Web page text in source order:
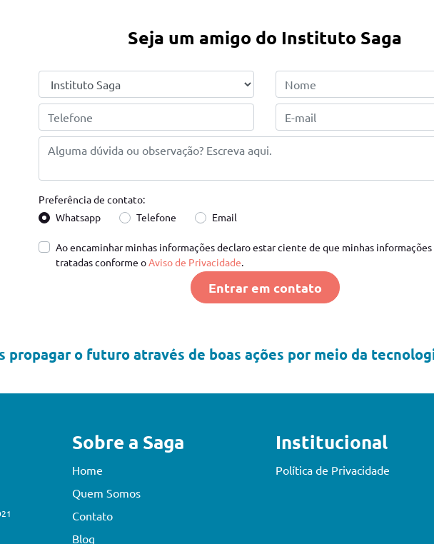
Seja um amigo do Instituto Saga
Preferência de contato:
Whatsapp
Telefone Email
Ao encaminhar minhas informações declaro estar ciente de que minhas informações
tratadas conforme oAviso de Privacidade.
Entrar em contato
propagar o futuro através de boas ações por meio da
Sobre a Saga
Home
Quem Somos
Contato
Blog
Institucional
Política de Privacidade